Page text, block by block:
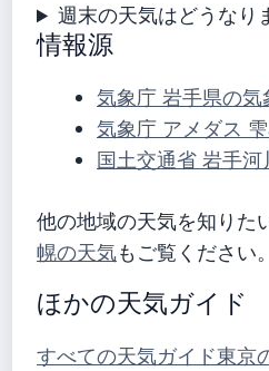
週末の天気はどうなり
情報源
気象庁 岩手県の気
気象庁 アメダス
国土交通省 岩手
他の地域の天気を知りた
幌の天気もご覧ください。
ほかの天気ガイド
すべての天気ガイド東京